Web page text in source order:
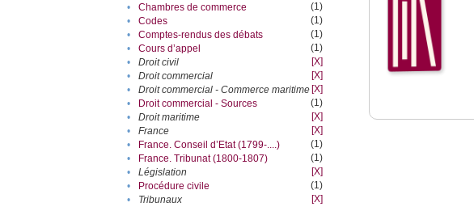
•
Chambres de commerce
(1)
•
Codes
(1)
•
Comptes-rendus des débats
(1)
•
Cours d’appel
(1)
•
Droit civil
[X]
•
Droit commercial
[X]
•
Droit commercial - Commerce maritime [X]
•
Droit commercial - Sources
(1)
•
Droit maritime
[X]
•
France
[X]
•
France. Conseil d’Etat (1799-....)
(1)
•
France. Tribunat (1800-1807)
(1)
•
Législation
[X]
•
Procédure civile
(1)
•
Tribunaux
[X]